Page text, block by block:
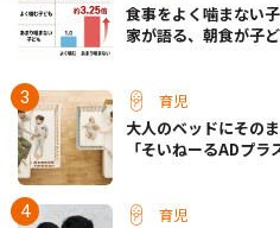
食事をよく噛まない
家が語る、朝食が子
育児
大人のベッドにその
「そいねーるADプラ
育児